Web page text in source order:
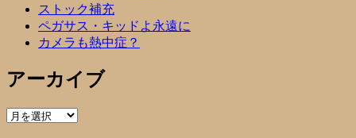
ストック補充
ペガサス・キッドよ永遠に
カメラも熱中症？
アーカイブ
ア